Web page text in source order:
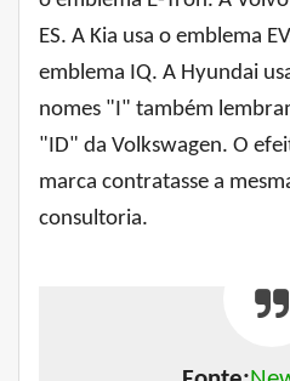
ES. A Kia usa o emblema
emblema IQ. A Hyundai
nomes "I" também
"ID" da Volkswagen. O
marca contratasse a
consultoria.